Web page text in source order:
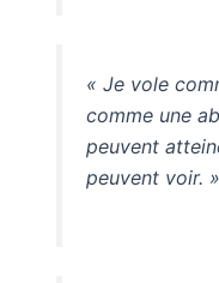
« Je vole
comme une
peuvent
peuvent voir. »